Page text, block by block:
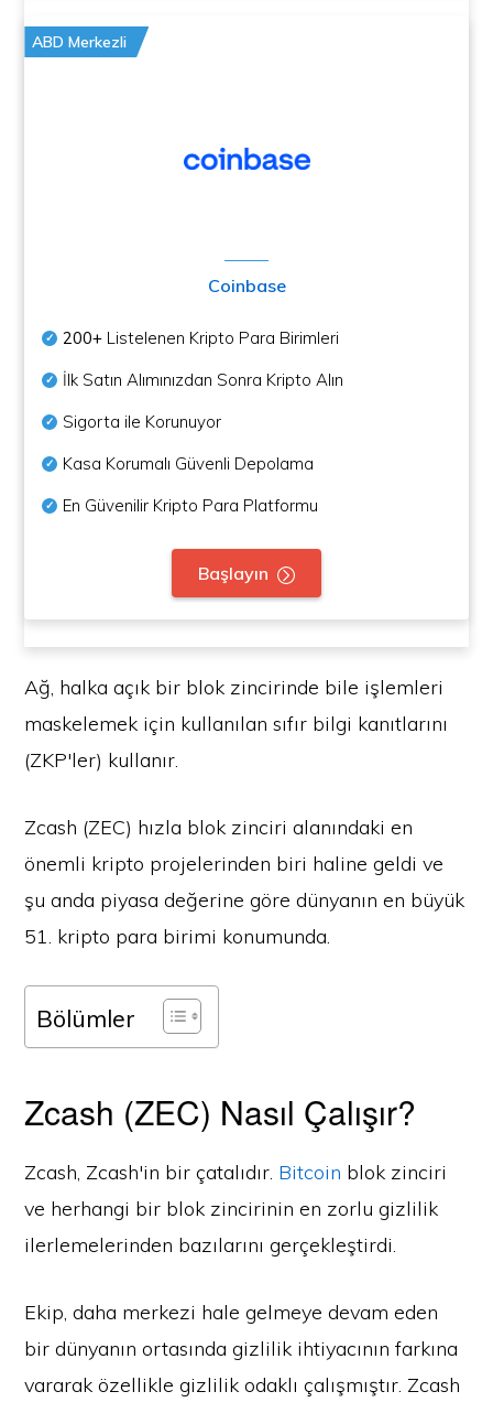
ABD Merkezli
Coinbase
200+ Listelenen Kripto Para Birimleri
İlk Satın Alımınızdan Sonra Kripto Alın
Sigorta ile Korunuyor
Kasa Korumalı Güvenli Depolama
En Güvenilir Kripto Para Platformu
Başlayın
Ağ, halka açık bir blok zincirinde bile işlemleri
maskelemek için kullanılan sıfır bilgi kanıtlarını
(ZKP'ler) kullanır.
Zcash (ZEC) hızla blok zinciri alanındaki en
önemli kripto projelerinden biri haline geldi ve
şu anda piyasa değerine göre dünyanın en büyük
51. kripto para birimi konumunda.
Bölümler
Zcash (ZEC) Nasıl Çalışır?
Zcash, Zcash'in bir çatalıdır. Bitcoin blok zinciri
ve herhangi bir blok zincirinin en zorlu gizlilik
ilerlemelerinden bazılarını gerçekleştirdi.
Ekip, daha merkezi hale gelmeye devam eden
bir dünyanın ortasında gizlilik ihtiyacının farkına
vararak özellikle gizlilik odaklı çalışmıştır. Zcash